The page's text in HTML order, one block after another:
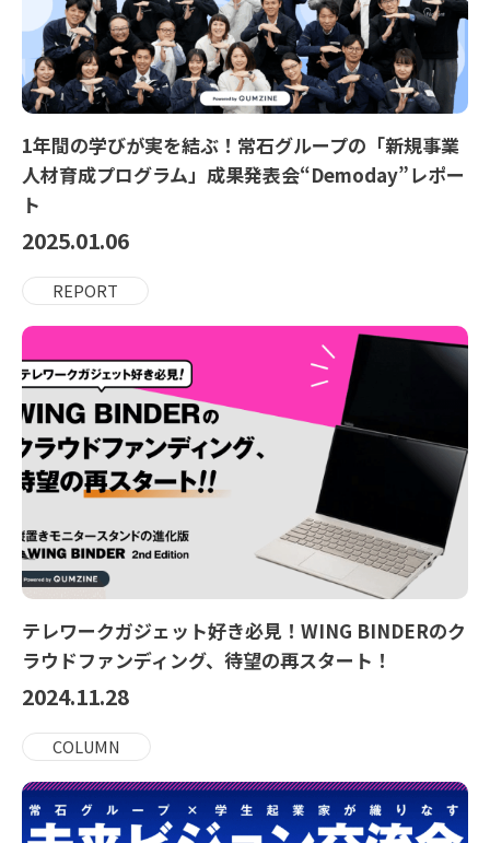
1年間の学びが実を結ぶ！常石グループの「新規事業
人材育成プログラム」成果発表会“Demoday”レポー
ト
2025.01.06
REPORT
テレワークガジェット好き必見！WING BINDERのク
ラウドファンディング、待望の再スタート！
2024.11.28
COLUMN